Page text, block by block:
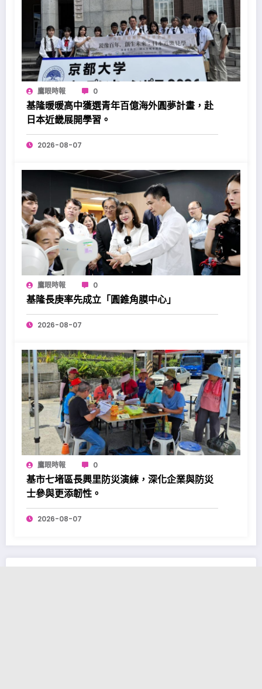
鷹眼時報 0
基隆暖暖高中獲選青年百億海外圓夢計畫，赴
日本近畿展開學習。
2026-08-07
鷹眼時報 0
基隆長庚率先成立「圓錐角膜中心」
2026-08-07
鷹眼時報 0
基市七堵區長興里防災演練，深化企業與防災
士參與更添韌性。
2026-08-07